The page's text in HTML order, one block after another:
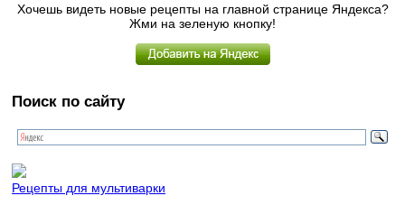
Хочешь видеть новые рецепты на главной странице Яндекса?
Жми на зеленую кнопку!
Поиск по сайту
Рецепты для мультиварки